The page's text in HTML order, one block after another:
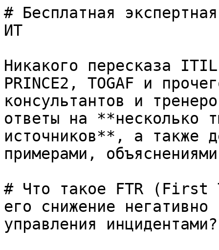
# Бесплатная
ИТ
Никакого пересказа
PRINCE2, TOGAF и
консультантов и
ответы на **несколько
источников**, а также
примерами,
# Что такое FTR (First
его снижение
управления инцидентами?